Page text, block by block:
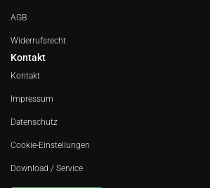
AGB
Widerrufsrecht
Kontakt
Kontakt
Impressum
Datenschutz
Cookie-Einstellungen
Download / Service